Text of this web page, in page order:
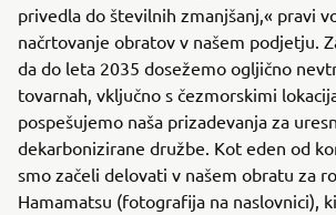
privedla do številnih zmanjšanj,« pravi
načrtovanje obratov v našem podjetju.
da do leta 2035 dosežemo ogljično
tovarnah, vključno s čezmorskimi
pospešujemo naša prizadevanja za
dekarbonizirane družbe. Kot eden od
smo začeli delovati v našem obratu za
Hamamatsu (fotografija na naslovnici),